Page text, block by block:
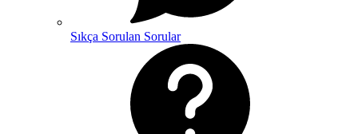
Sıkça Sorulan Sorular